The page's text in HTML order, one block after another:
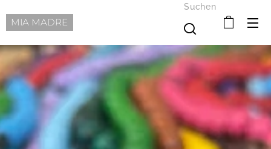
MIA MADRE
Suchen